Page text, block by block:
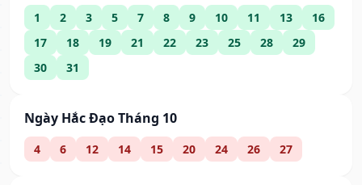
1 2 3 5 7 8 9 10 11 13
16
17
18 19 21 22 23 25 28
29
30
31
Ngày Hắc Đạo Tháng 10
4 6 12 14 15 20 24 26 27